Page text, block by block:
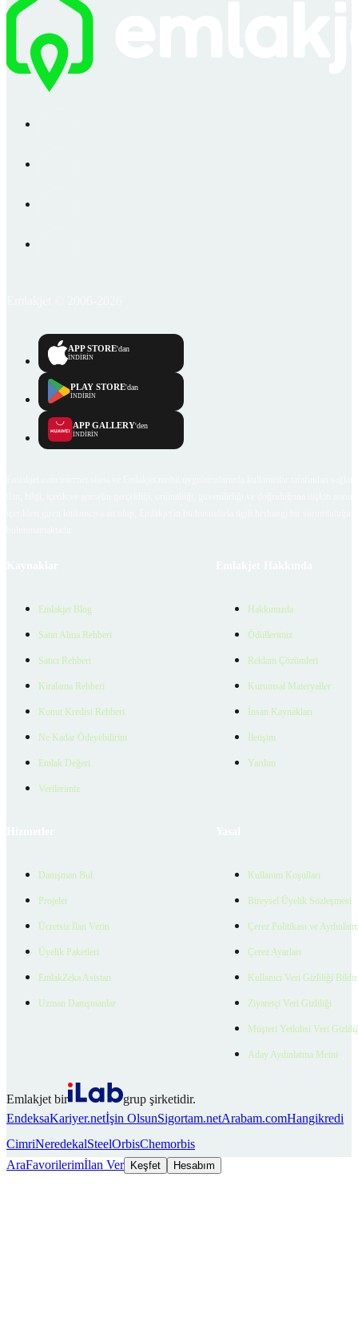
APP STORE'dan
İNDİRİN
PLAY STORE'dan
İNDİRİN
APP GALLERY'den
İNDİRİN
Emlakjet Blog
Satın Alma Rehberi
Satıcı Rehberi
Kiralama Rehberi
Konut Kredisi Rehberi
Ne Kadar Ödeyebilirim
Emlak Değeri
Verilerimiz
Hakkımızda
Ödüllerimiz
Reklam Çözümleri
Kurumsal Materyaller
İnsan Kaynakları
İletişim
Yardım
Danışman Bul
Projeler
Ücretsiz İlan Verin
Üyelik Paketleri
EmlakZeka Asistan
Uzman Danışmanlar
Kullanım Koşulları
Bireysel Üyelik Sözleşmesi
Çerez Politikası ve
Çerez Ayarları
Kullanıcı Veri Gizliliği
Ziyaretçi Veri Gizliliği
Müşteri Yetkilisi Veri
Aday Aydınlatma Metni
Emlakjet bir
grup şirketidir.
EndeksaKariyer.netİşin OlsunSigortam.netArabam.comHangikredi
CimriNeredekalSteelOrbisChemorbis
AraFavorilerimİlan Ver Keşfet Hesabım